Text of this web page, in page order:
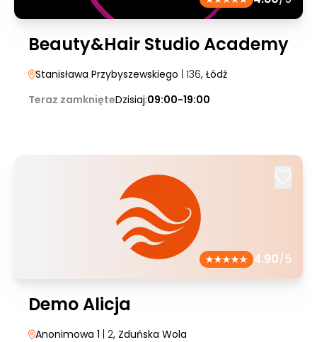
Beauty&Hair Studio Academy
Stanisława Przybyszewskiego | 136, Łódź
Teraz zamknięteDzisiaj:09:00-19:00
4.90/5
Demo Alicja
Anonimowa 1 | 2, Zduńska Wola